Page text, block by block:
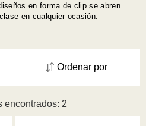
en forma de clip se abren
en cualquier ocasión.
encontrados: 2
Ordenar por